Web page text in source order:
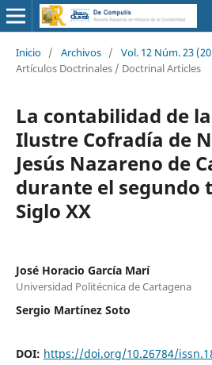
Inicio / Archivos / Vol. 12 Núm. 23
Artículos Doctrinales / Doctrinal Articles
La contabilidad de
Ilustre Cofradía de
Jesús Nazareno de
durante el segundo
Siglo XX
José Horacio García Marí
Universidad Politécnica de Cartagena
Sergio Martínez Soto
DOI: https://doi.org/10.26784/